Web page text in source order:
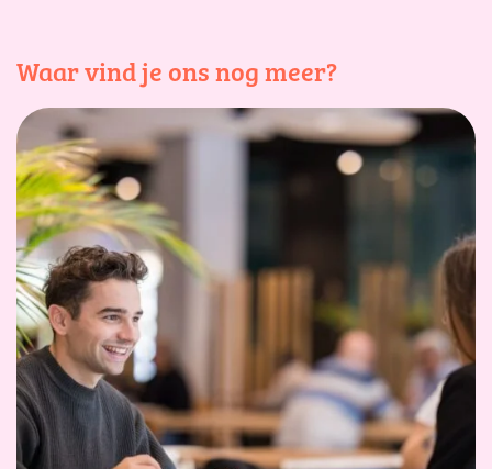
Waar vind je ons nog meer?